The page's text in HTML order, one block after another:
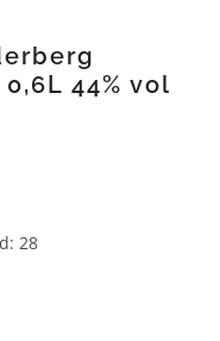
44% vol
5 Sternen
28
gewünschten